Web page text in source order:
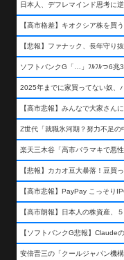
日本人、デフレマインド思考に
ソフトバンクG「…」ﾌﾙﾌﾙつ6
【悲報】カカオ豆大暴落！豆買
【高市悲報】PayPay こっそり
【高市朗報】日本人の株資産、